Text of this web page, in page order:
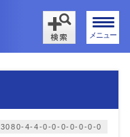
メニュー
3080-4-4-0-0-0-0-0-0-0